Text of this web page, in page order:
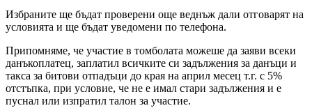
Избраните ще бъдат проверени още веднъж дали отговарят на
условията и ще бъдат уведомени по телефона.
Припомняме, че участие в томболата можеше да заяви всеки
данъкоплатец, заплатил всичките си задължения за данъци и
такса за битови отпадъци до края на април месец т.г. с 5%
отстъпка, при условие, че не е имал стари задължения и е
пуснал или изпратил талон за участие.